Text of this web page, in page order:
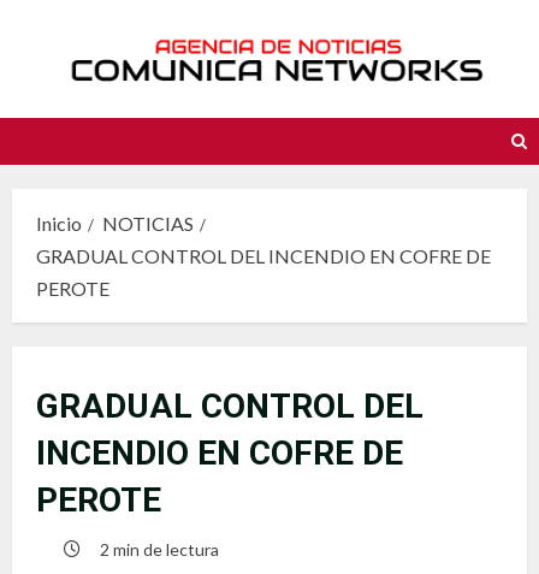
contenido
Inicio
NOTICIAS
GRADUAL CONTROL DEL INCENDIO EN COFRE DE
PEROTE
GRADUAL CONTROL DEL
INCENDIO EN COFRE DE
PEROTE
2 min de lectura